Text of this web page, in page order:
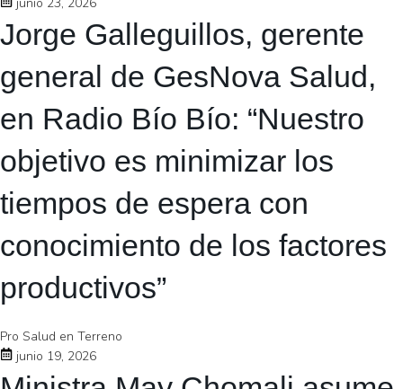
Jorge Galleguillos, gerente
general de GesNova Salud,
en Radio Bío Bío: “Nuestro
objetivo es minimizar los
tiempos de espera con
conocimiento de los factores
productivos”
Pro Salud en Terreno
junio 19, 2026